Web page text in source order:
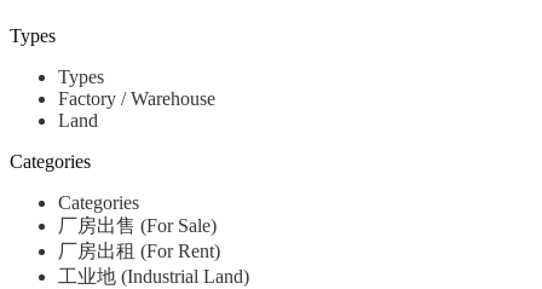
Types
Types
Factory / Warehouse
Land
Categories
Categories
厂房出售 (For Sale)
厂房出租 (For Rent)
工业地 (Industrial Land)